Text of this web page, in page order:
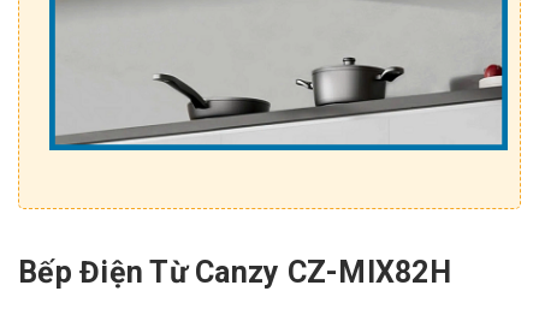
Bếp Điện Từ Canzy CZ-MIX82H